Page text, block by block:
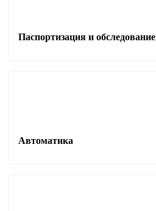
Паспортизация и обследование
Автоматика